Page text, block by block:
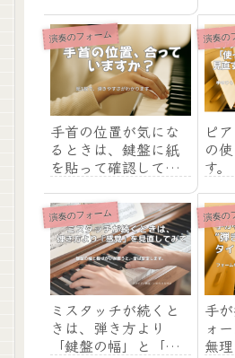
演奏のフォーム
手首の位置が気にな
るときは、鍵盤に紙
を貼って確認してみ
演奏の
ピ
の
す。
演奏のフォーム
ミスタッチが続くと
きは、弾き方より
「鍵盤の幅」と「指
演奏の
手
ォ
無